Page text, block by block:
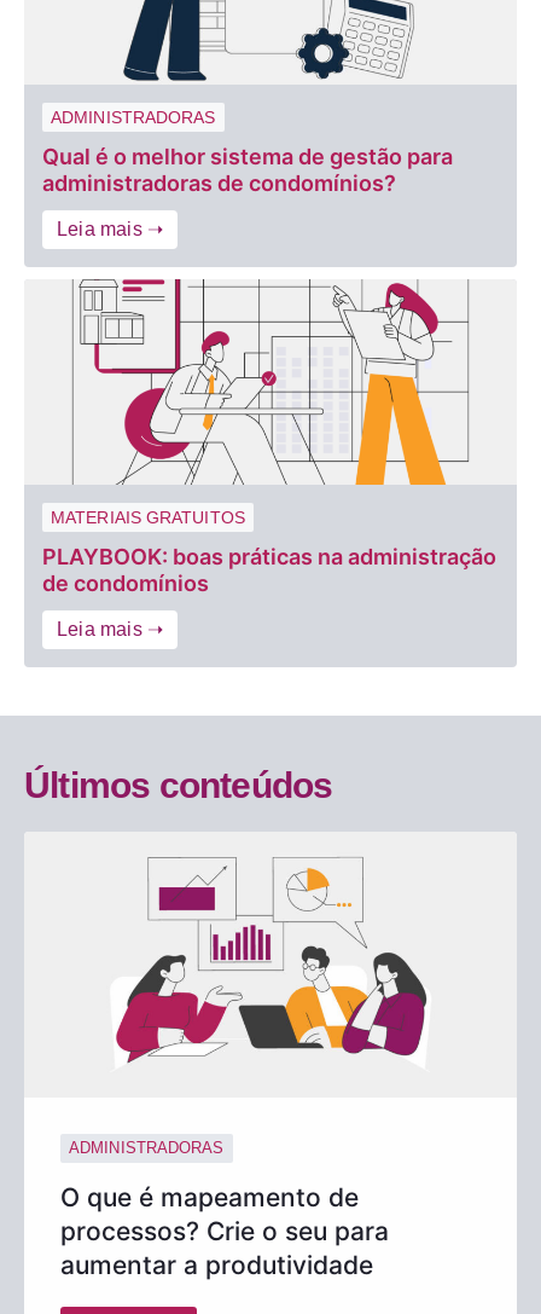
ADMINISTRADORAS
Qual é o melhor sistema de gestão para
administradoras de condomínios?
Leia mais ➝
MATERIAIS GRATUITOS
PLAYBOOK: boas práticas na administração
de condomínios
Leia mais ➝
Últimos conteúdos
ADMINISTRADORAS
O que é mapeamento de
processos? Crie o seu para
aumentar a produtividade